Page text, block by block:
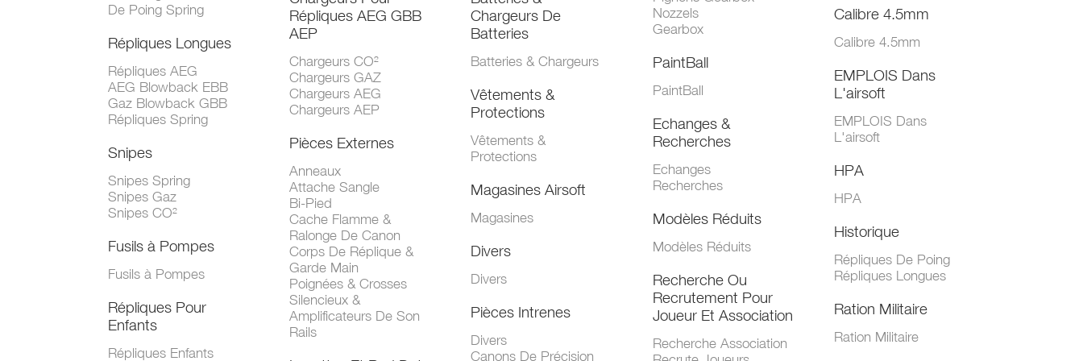
De Poing Spring
Répliques Longues
Répliques AEG
AEG Blowback EBB
Gaz Blowback GBB
Répliques Spring
Snipes
Snipes Spring
Snipes Gaz
Snipes CO²
Fusils à Pompes
Fusils à Pompes
Répliques Pour
Enfants
Répliques Enfants
Répliques AEG GBB
AEP
Chargeurs CO²
Chargeurs GAZ
Chargeurs AEG
Chargeurs AEP
Pièces Externes
Anneaux
Attache Sangle
Bi-Pied
Cache Flamme &
Ralonge De Canon
Corps De Réplique &
Garde Main
Poignées & Crosses
Silencieux &
Amplificateurs De Son
Rails
Chargeurs De
Batteries
Batteries & Chargeurs
Vêtements &
Protections
Vêtements &
Protections
Magasines Airsoft
Magasines
Divers
Divers
Pièces Intrenes
Divers
Canons De Précision
Nozzels
Gearbox
PaintBall
PaintBall
Echanges &
Recherches
Echanges
Recherches
Modèles Réduits
Modèles Réduits
Recherche Ou
Recrutement Pour
Joueur Et Association
Recherche Association
Calibre 4.5mm
Calibre 4.5mm
EMPLOIS Dans
L'airsoft
EMPLOIS Dans
L'airsoft
HPA
HPA
Historique
Répliques De Poing
Répliques Longues
Ration Militaire
Ration Militaire